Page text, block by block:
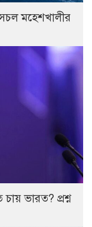
মহেশখালীর
ভারত? প্রশ্ন